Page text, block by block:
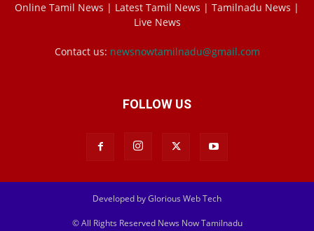
Online Tamil News | Latest Tamil News | Tamilnadu News |
Live News
Contact us: newsnowtamilnadu@gmail.com
FOLLOW US
Developed by Glorious Web Tech
© All Rights Reserved News Now Tamilnadu